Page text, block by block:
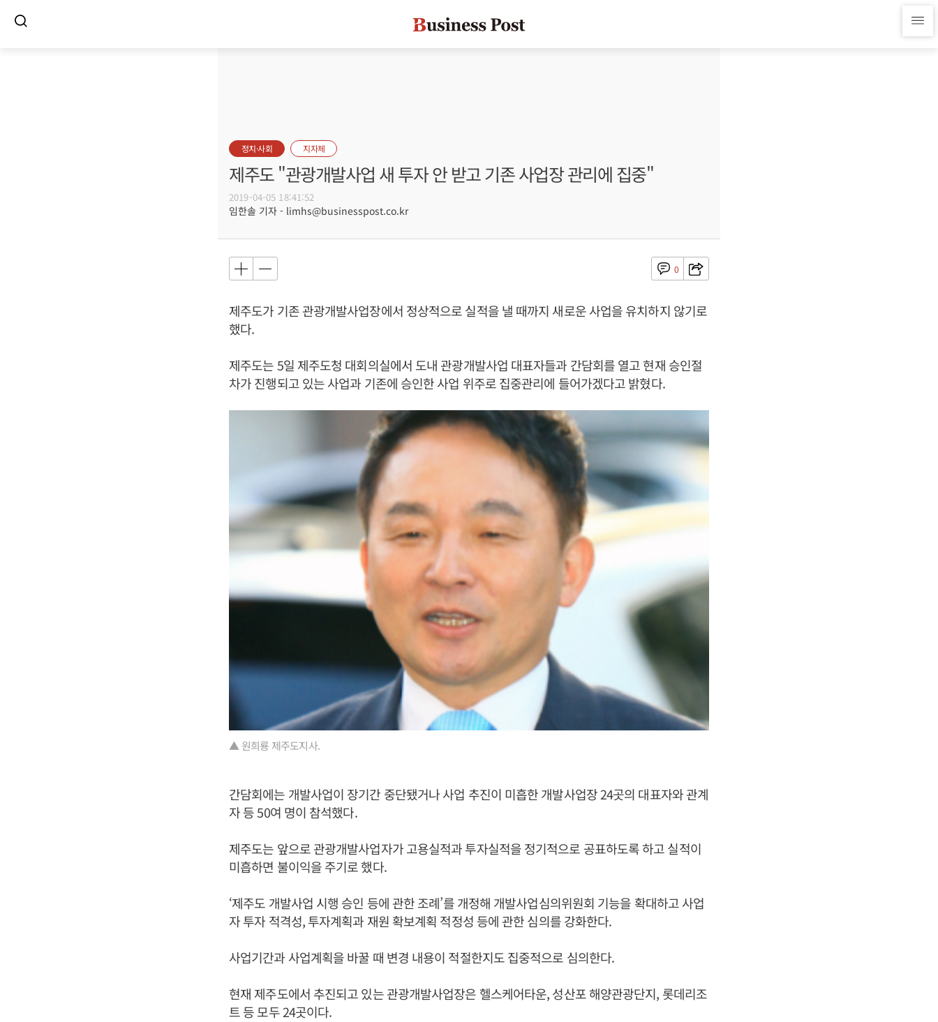
정치·사회 지자체
제주도 "관광개발사업 새 투자 안 받고 기존 사업장 관리에 집중"
2019-04-05 18:41:52
임한솔 기자 - limhs@businesspost.co.kr
0
제주도가 기존 관광개발사업장에서 정상적으로 실적을 낼 때까지 새로운 사업을 유치하지 않기로
했다.
제주도는 5일 제주도청 대회의실에서 도내 관광개발사업 대표자들과 간담회를 열고 현재 승인절
차가 진행되고 있는 사업과 기존에 승인한 사업 위주로 집중관리에 들어가겠다고 밝혔다.
▲ 원희룡 제주도지사.
간담회에는 개발사업이 장기간 중단됐거나 사업 추진이 미흡한 개발사업장 24곳의 대표자와 관계
자 등 50여 명이 참석했다.
제주도는 앞으로 관광개발사업자가 고용실적과 투자실적을 정기적으로 공표하도록 하고 실적이
미흡하면 불이익을 주기로 했다.
‘제주도 개발사업 시행 승인 등에 관한 조례’를 개정해 개발사업심의위원회 기능을 확대하고 사업
자 투자 적격성, 투자계획과 재원 확보계획 적정성 등에 관한 심의를 강화한다.
사업기간과 사업계획을 바꿀 때 변경 내용이 적절한지도 집중적으로 심의한다.
현재 제주도에서 추진되고 있는 관광개발사업장은 헬스케어타운, 성산포 해양관광단지, 롯데리조
트 등 모두 24곳이다.